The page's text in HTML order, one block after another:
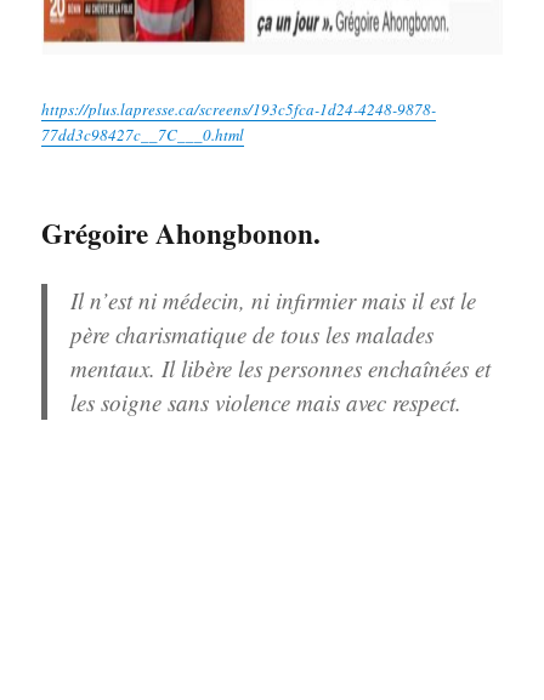
https://plus.lapresse.ca/screens/193c5fca-1d24-4248-9878-
77dd3c98427c__7C___0.html
Grégoire Ahongbonon.
Iln’est ni médecin, ni infirmier mais il est le
père charismatique de tous les malades
mentaux. Il libère les personnes enchaînées et
les soigne sans violence mais avec respect.